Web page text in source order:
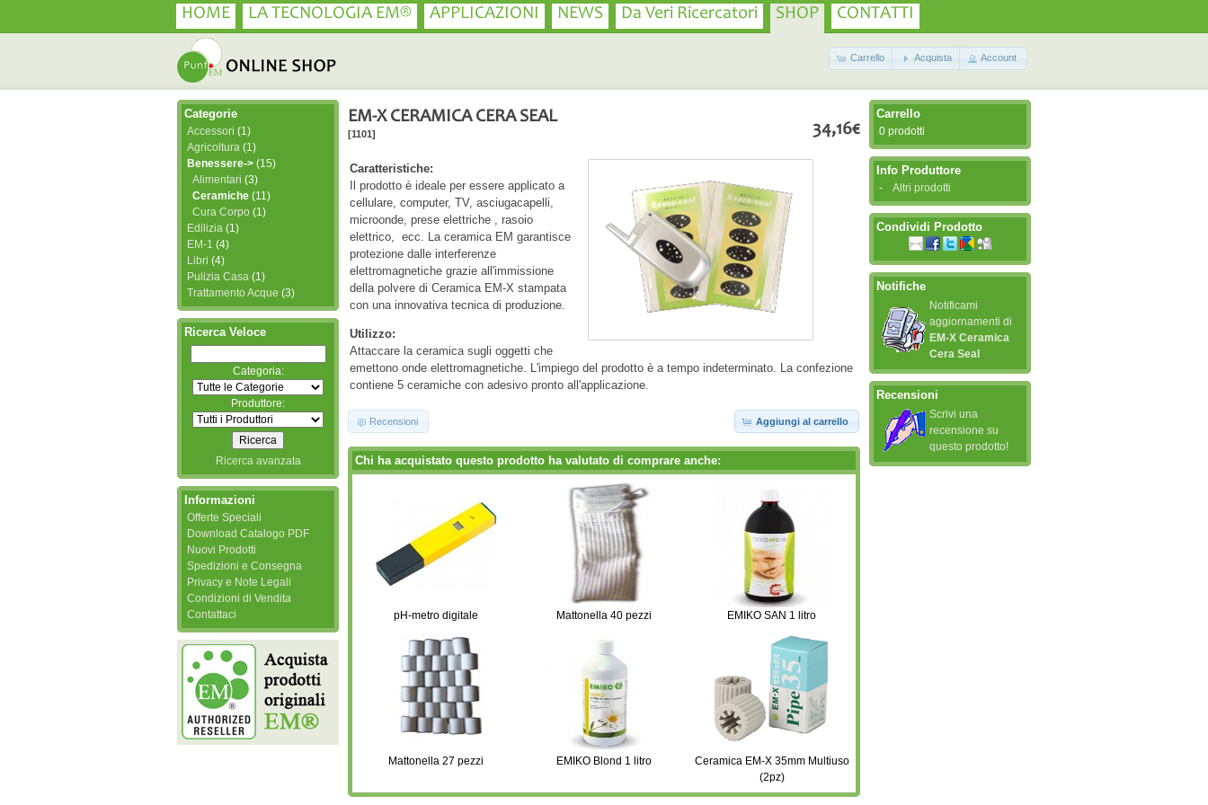
HOME LA TECNOLOGIA EM® APPLICAZIONI NEWS Da Veri Ricercatori SHOP CONTATTI
Carrello Acquista Account
34,16€
EM-X CERAMICA CERA SEAL
[1101]
Caratteristiche:
Il prodotto è ideale per essere applicato a
cellulare, computer, TV, asciugacapelli,
microonde, prese elettriche , rasoio
elettrico, ecc. La ceramica EM garantisce
protezione dalle interferenze
elettromagnetiche grazie all'immissione
della polvere di Ceramica EM-X stampata
con una innovativa tecnica di produzione.
Utilizzo:
Attaccare la ceramica sugli oggetti che
emettono onde elettromagnetiche. L'impiego del prodotto è a tempo indeterminato. La confezione
contiene 5 ceramiche con adesivo pronto all'applicazione.
Aggiungi al carrello
Recensioni
Chi ha acquistato questo prodotto ha valutato di comprare anche:
pH-metro digitale Mattonella 40 pezzi EMIKO SAN 1 litro
Mattonella 27 pezzi EMIKO Blond 1 litro
Ceramica EM-X 35mm Multiuso
(2pz)
Categorie
Accessori (1)
Agricoltura (1)
Benessere-> (15)
Alimentari (3)
Ceramiche (11)
Cura Corpo (1)
Edilizia (1)
EM-1 (4)
Libri (4)
Pulizia Casa (1)
Trattamento Acque (3)
Ricerca Veloce
Categoria:
Produttore:
Ricerca avanzata
Informazioni
Offerte Speciali
Download Catalogo PDF
Nuovi Prodotti
Spedizioni e Consegna
Privacy e Note Legali
Condizioni di Vendita
Contattaci
Carrello
0 prodotti
Info Produttore
- Altri prodotti
Condividi Prodotto
Notifiche
Notificami
aggiornamenti di
EM-X Ceramica
Cera Seal
Recensioni
Scrivi una
recensione su
questo prodotto!